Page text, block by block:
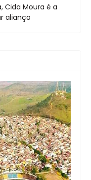
Cida Moura é a
aliança